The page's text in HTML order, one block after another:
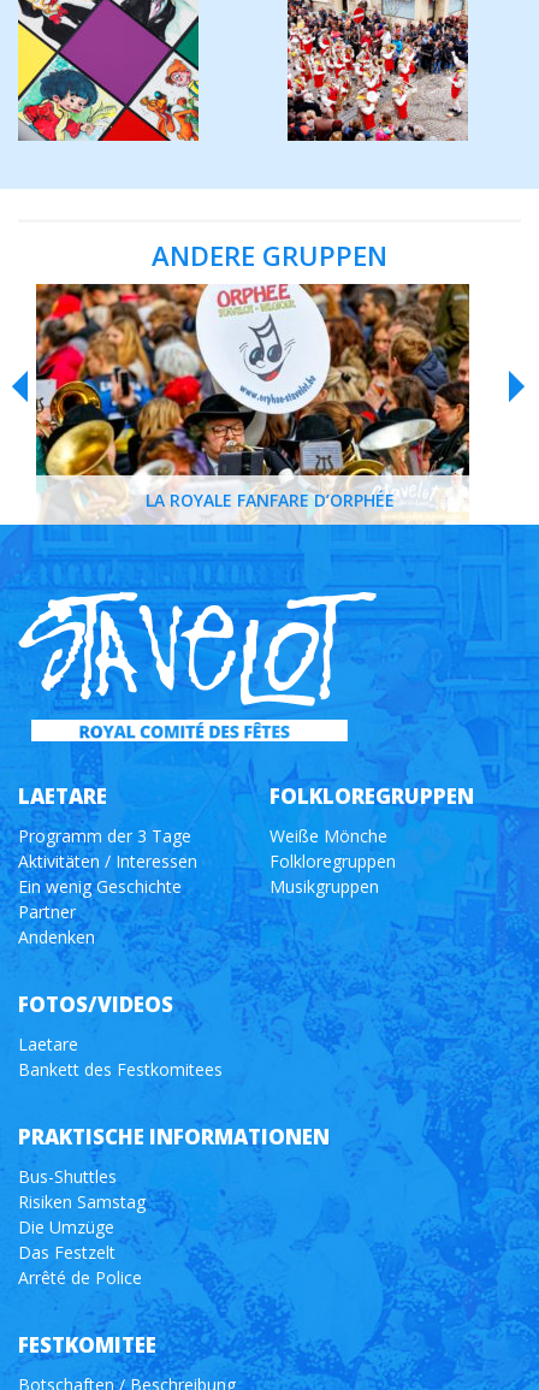
ANDERE GRUPPEN
LA ROYALE FANFARE D’ORPHÉE
LAETARE
Programm der 3 Tage
Aktivitäten / Interessen
Ein wenig Geschichte
Partner
Andenken
FOLKLOREGRUPPEN
Weiße Mönche
Folkloregruppen
Musikgruppen
FOTOS/VIDEOS
Laetare
Bankett des Festkomitees
PRAKTISCHE INFORMATIONEN
Bus-Shuttles
Risiken Samstag
Die Umzüge
Das Festzelt
Arrêté de Police
FESTKOMITEE
Botschaften / Beschreibung